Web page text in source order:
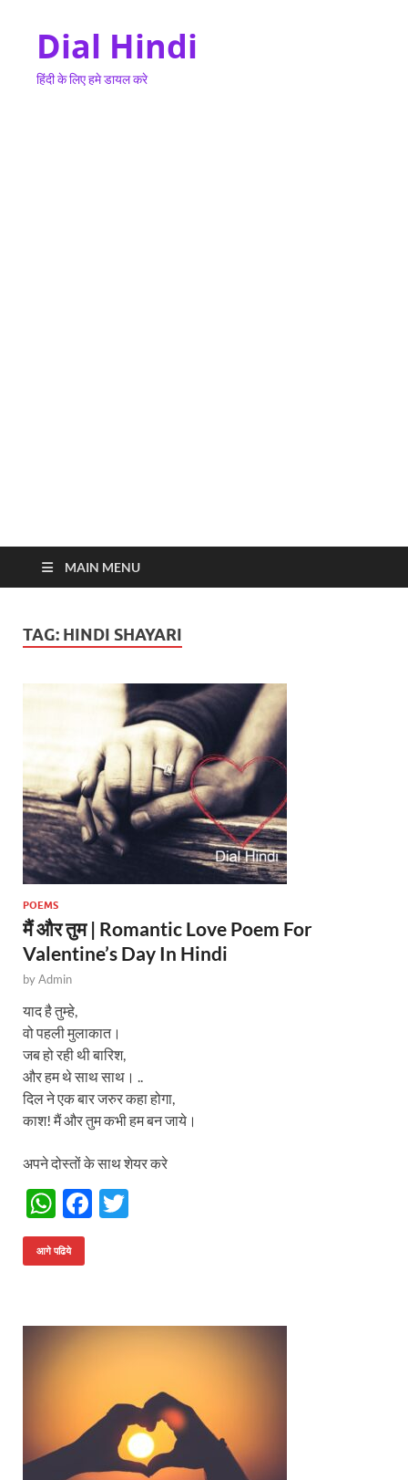
Dial Hindi
हिंदी के लिए हमे डायल करे
MAIN MENU
TAG: HINDI SHAYARI
POEMS
मैं और तुम | Romantic Love Poem For
Valentine’s Day In Hindi
byAdmin
याद है तुम्हे,
वो पहली मुलाकात।
जब हो रही थी बारिश,
और हम थे साथ साथ। ..
दिल ने एक बार जरुर कहा होगा,
काश! मैं और तुम कभी हम बन जाये।
अपने दोस्तों के साथ शेयर करे
W
h
at
A
p
F
o
o
आगे पढिये